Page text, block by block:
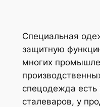
Специальная
защитную
многих
спецодежда есть
сталеваров, у